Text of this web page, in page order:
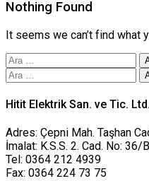
Nothing Found
It seems we can’t find what
Arama:
Arama:
Hitit Elektrik San. ve Tic.
Adres: Çepni Mah. Taşhan
İmalat: K.S.S. 2. Cad. No: 36/
Tel: 0364 212 4939
Fax: 0364 224 73 75